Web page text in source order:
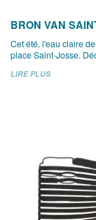
BRON VAN
Cet été, l'eau claire
place Saint-Josse.
LIRE PLUS